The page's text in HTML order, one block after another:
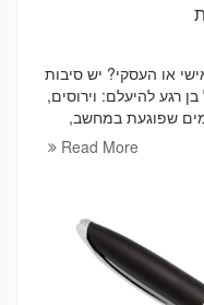
או העסקי? יש סיבות
רגע להיעלם: וירוסים,
שפוגעת במחשב,
Read More